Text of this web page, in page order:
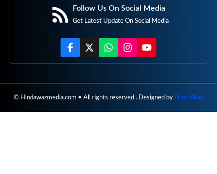
Follow Us On Social Media
Get Latest Update On Social Media
© Hindawazmedia.com • All rights reserved . Designed by Firoz Khan